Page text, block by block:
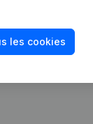
les cookies